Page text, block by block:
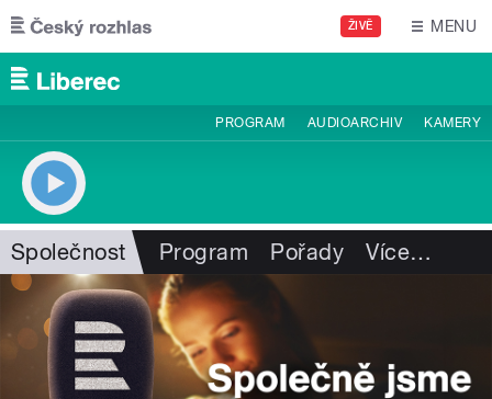
Přejít k hlavnímu obsahu
ŽIVĚ MENU
PROGRAM AUDIOARCHIV KAMERY
Společnost Program Pořady Více…